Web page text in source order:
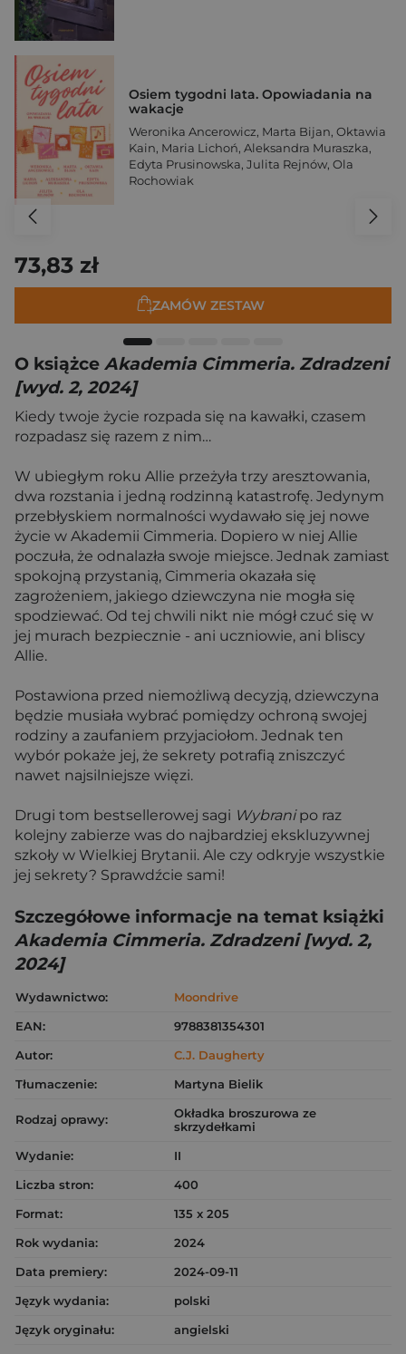
Osiem tygodni lata. Opowiadania na
wakacje
Weronika Ancerowicz, Marta Bijan, Oktawia
Kain, Maria Lichoń, Aleksandra Muraszka,
Edyta Prusinowska, Julita Rejnów, Ola
Rochowiak
73,83 zł
ZAMÓW ZESTAW
O książce Akademia Cimmeria. Zdradzeni
[wyd. 2, 2024]
Kiedy twoje życie rozpada się na kawałki, czasem
rozpadasz się razem z nim…
W ubiegłym roku Allie przeżyła trzy aresztowania,
dwa rozstania i jedną rodzinną katastrofę. Jedynym
przebłyskiem normalności wydawało się jej nowe
życie w Akademii Cimmeria. Dopiero w niej Allie
poczuła, że odnalazła swoje miejsce. Jednak zamiast
spokojną przystanią, Cimmeria okazała się
zagrożeniem, jakiego dziewczyna nie mogła się
spodziewać. Od tej chwili nikt nie mógł czuć się w
jej murach bezpiecznie - ani uczniowie, ani bliscy
Allie.
Postawiona przed niemożliwą decyzją, dziewczyna
będzie musiała wybrać pomiędzy ochroną swojej
rodziny a zaufaniem przyjaciołom. Jednak ten
wybór pokaże jej, że sekrety potrafią zniszczyć
nawet najsilniejsze więzi.
Drugi tom bestsellerowej sagi Wybranipo raz
kolejny zabierze was do najbardziej ekskluzywnej
szkoły w Wielkiej Brytanii. Ale czy odkryje wszystkie
jej sekrety? Sprawdźcie sami!
Szczegółowe informacje na temat książki
Akademia Cimmeria. Zdradzeni [wyd. 2,
2024]
Wydawnictwo:
Moondrive
EAN:
9788381354301
Autor:
C.J. Daugherty
Tłumaczenie:
Martyna Bielik
Rodzaj oprawy:
Okładka broszurowa ze
skrzydełkami
Wydanie:
II
Liczba stron:
400
Format:
135 x 205
Rok wydania:
2024
Data premiery:
2024-09-11
Język wydania:
polski
Język oryginału:
angielski